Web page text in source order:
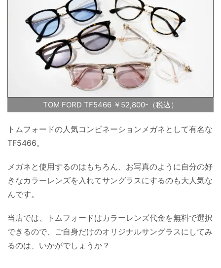
TOM FORD TF5466 ￥52,800-（税込）
トムフォードの人気コンビネーションメガネとして有名な
TF5466。
メガネと使用するのはもちろん、お写真のように自分の好
きなカラーレンズを入れてサングラスにするのも大人気な
んです。
当店では、トムフォードはカラーレンズ代金を無料で選択
できるので、ご自身だけのオリジナルサングラスにしてみ
るのは、いかがでしょうか？